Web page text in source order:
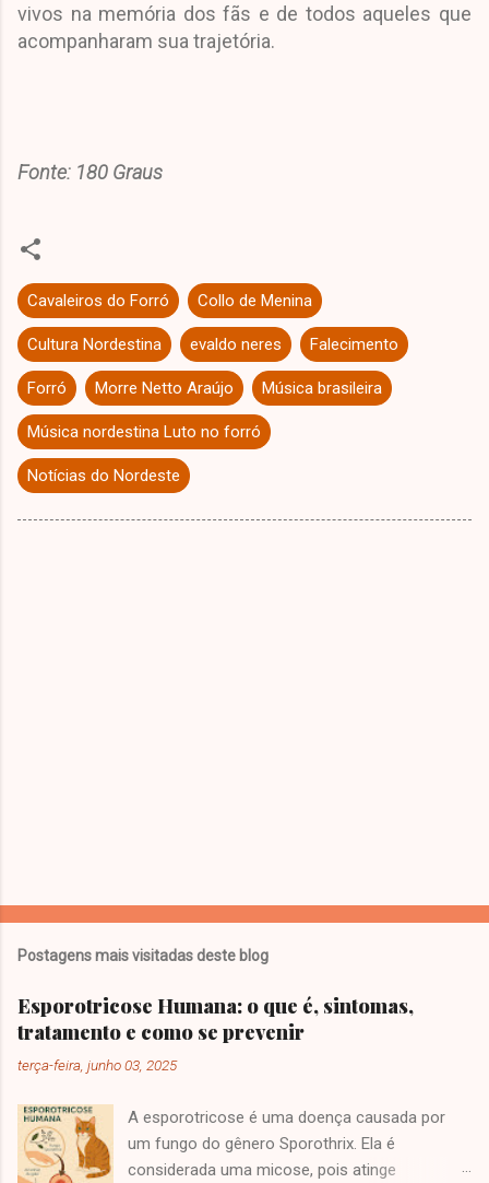
vivos na memória dos fãs e de todos aqueles que
acompanharam sua trajetória.
Fonte: 180 Graus
Cavaleiros do Forró Collo de Menina
Cultura Nordestina evaldo neres Falecimento
Forró Morre Netto Araújo Música brasileira
Música nordestina Luto no forró
Notícias do Nordeste
Postagens mais visitadas deste blog
Esporotricose Humana: o que é, sintomas,
tratamento e como se prevenir
terça-feira, junho 03, 2025
A esporotricose é uma doença causada por
um fungo do gênero Sporothrix. Ela é
considerada uma micose, pois atinge